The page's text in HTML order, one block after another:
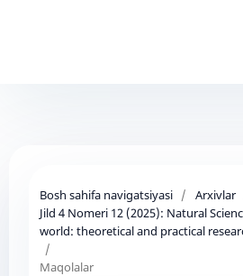
Bosh sahifa navigatsiyasi / Arxivlar
Jild 4 Nomeri 12 (2025): Natural
world: theoretical and practical
/
Maqolalar